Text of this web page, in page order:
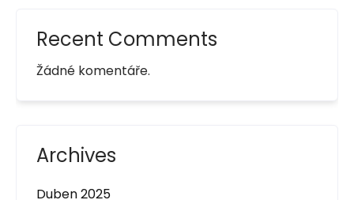
Recent Comments
Žádné komentáře.
Archives
Duben 2025